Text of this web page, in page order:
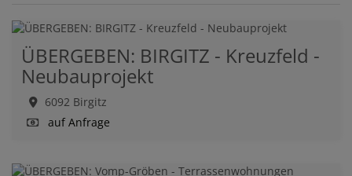
ÜBERGEBEN: BIRGITZ - Kreuzfeld -
Neubauprojekt
6092 Birgitz
auf Anfrage